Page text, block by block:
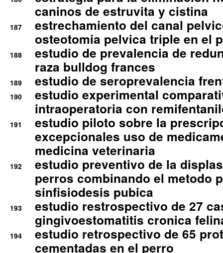
caninos de estruvita y cistina
187
estrechamiento del canal
osteotomia pelvica triple en el
188
estudio de prevalencia de
raza bulldog frances
189 estudio de seroprevalencia
190
estudio experimental
intraoperatoria con
191
estudio piloto sobre la
excepcionales uso de
medicina veterinaria
192
estudio preventivo de la
perros combinando el metodo
sinfisiodesis pubica
193
estudio restrospectivo de 27
gingivoestomatitis cronica
194
estudio retrospectivo de 65
cementadas en el perro